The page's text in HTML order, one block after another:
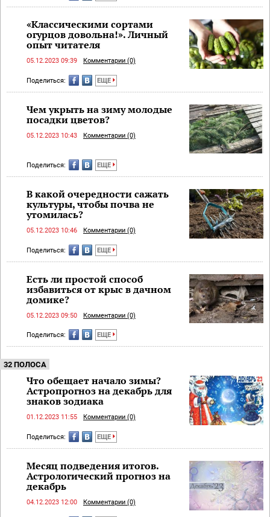
«Классическими сортами
огурцов довольна!». Личный
опыт читателя
05.12.2023 09:39 Комментарии (0)
Поделиться: ЕЩЕ
Чем укрыть на зиму молодые
посадки цветов?
05.12.2023 10:43 Комментарии (0)
Поделиться: ЕЩЕ
В какой очередности сажать
культуры, чтобы почва не
утомилась?
05.12.2023 10:46 Комментарии (0)
Поделиться: ЕЩЕ
Есть ли простой способ
избавиться от крыс в дачном
домике?
05.12.2023 09:50 Комментарии (0)
Поделиться: ЕЩЕ
32 ПОЛОСА
Что обещает начало зимы?
Астропрогноз на декабрь для
знаков зодиака
01.12.2023 11:55 Комментарии (0)
Поделиться: ЕЩЕ
​Месяц подведения итогов.
Астрологический прогноз на
декабрь
04.12.2023 12:00 Комментарии (0)